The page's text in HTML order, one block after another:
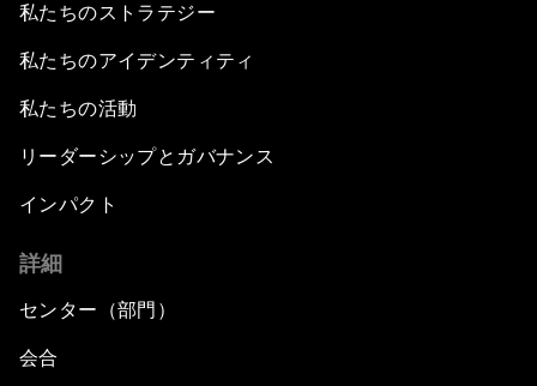
私たちのストラテジー
私たちのアイデンティティ
私たちの活動
リーダーシップとガバナンス
インパクト
詳細
センター（部門）
会合